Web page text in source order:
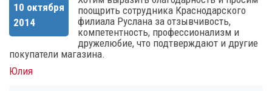
10 октября
2014
поощрить сотрудника Краснодарского
филиала Руслана за отзывчивость,
компетентность, профессионализм и
дружелюбие, что подтверждают и другие
покупатели магазина.
Юлия